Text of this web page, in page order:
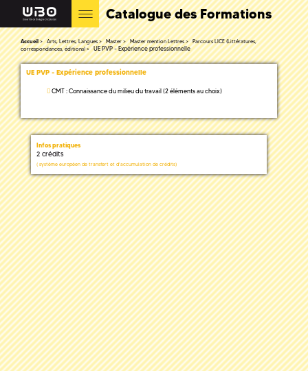
Catalogue des Formations
Accueil Arts, Lettres, Langues Master Master mention Lettres
Parcours LICE (Littératures,
correspondances, éditions)
UE PVP - Expérience professionnelle
UE PVP - Expérience professionnelle
CMT : Connaissance du milieu du travail (2 éléments au choix)
Infos pratiques
2 crédits
( système européen de transfert et d'accumulation de crédits)